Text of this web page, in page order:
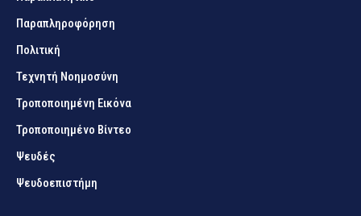
Παραπληροφόρηση
Πολιτική
Τεχνητή Νοημοσύνη
Τροποποιημένη Εικόνα
Τροποποιημένο Βίντεο
Ψευδές
Ψευδοεπιστήμη